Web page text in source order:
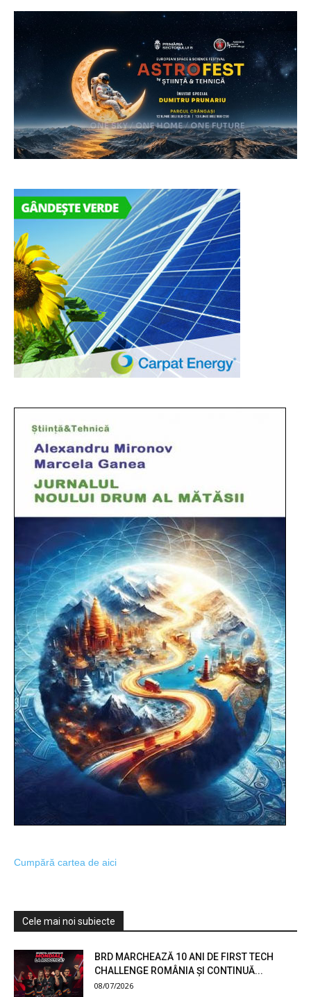
Cumpără cartea de aici
Cele mai noi subiecte
BRD MARCHEAZĂ 10 ANI DE FIRST TECH
CHALLENGE ROMÂNIA ȘI CONTINUĂ...
08/07/2026